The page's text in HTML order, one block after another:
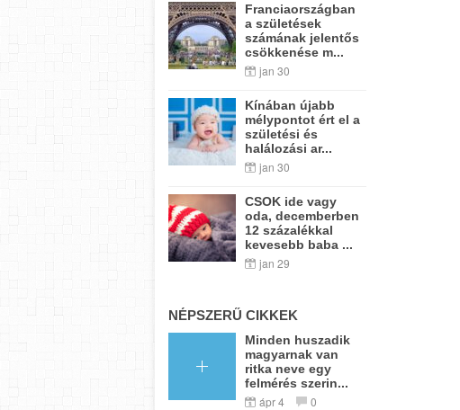
Franciaországban
a születések
számának jelentős
csökkenése m...
jan 30
Kínában újabb
mélypontot ért el a
születési és
halálozási ar...
jan 30
CSOK ide vagy
oda, decemberben
12 százalékkal
kevesebb baba ...
jan 29
NÉPSZERŰ CIKKEK
Minden huszadik
magyarnak van
ritka neve egy
felmérés szerin...
ápr 4 0